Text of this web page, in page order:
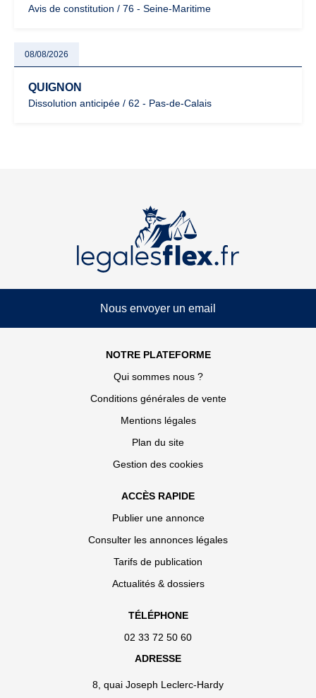
Avis de constitution / 76 - Seine-Maritime
08/08/2026
QUIGNON
Dissolution anticipée / 62 - Pas-de-Calais
Nous envoyer un email
NOTRE PLATEFORME
Qui sommes nous ?
Conditions générales de vente
Mentions légales
Plan du site
Gestion des cookies
ACCÈS RAPIDE
Publier une annonce
Consulter les annonces légales
Tarifs de publication
Actualités & dossiers
TÉLÉPHONE
02 33 72 50 60
ADRESSE
8, quai Joseph Leclerc-Hardy